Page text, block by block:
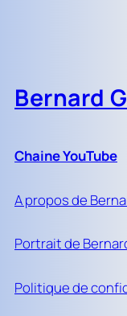
Bernard
Chaine YouTube
A propos de
Portrait de
Politique de